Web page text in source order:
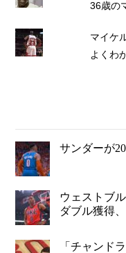
36歳の
マイケ
よくわ
サンダーが
ウェストブ
ダブル獲得
「チャンド